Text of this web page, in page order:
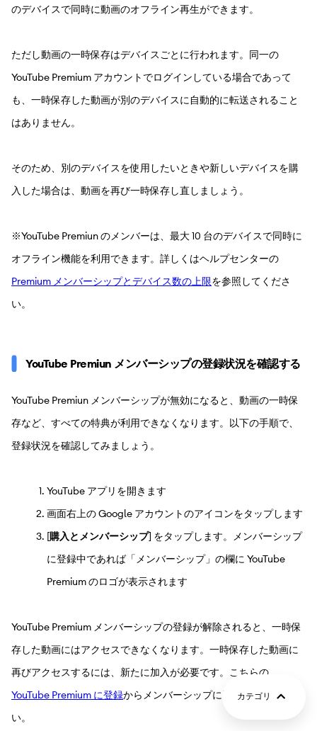
カテゴリ
のデバイスで同時に動画のオフライン再生ができます。
ただし動画の一時保存はデバイスごとに行われます。同一の
YouTube Premium アカウントでログインしている場合であって
も、一時保存した動画が別のデバイスに自動的に転送されること
はありません。
そのため、別のデバイスを使用したいときや新しいデバイスを購
入した場合は、動画を再び一時保存し直しましょう。
※YouTube Premiun のメンバーは、最大 10 台のデバイスで同時に
オフライン機能を利用できます。詳しくはヘルプセンターの
Premium メンバーシップとデバイス数の上限を参照してくださ
い。
YouTube Premiun メンバーシップの登録状況を確認する
YouTube Premiun メンバーシップが無効になると、動画の一時保
存など、すべての特典が利用できなくなります。以下の手順で、
登録状況を確認してみましょう。
YouTube アプリを開きます
画面右上の Google アカウントのアイコンをタップします
[購入とメンバーシップ] をタップします。メンバーシップ
に登録中であれば「メンバーシップ」の欄に YouTube
Premium のロゴが表示されます
YouTube Premium メンバーシップの登録が解除されると、一時保
存した動画にはアクセスできなくなります。一時保存した動画に
再びアクセスするには、新たに加入が必要です。こちらの
YouTube Premium に登録からメンバーシップに再登録してくださ
い。